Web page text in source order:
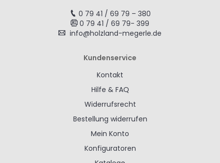
0 79 41 / 69 79 – 380
0 79 41 / 69 79- 399
info@holzland-megerle.de
Kundenservice
Kontakt
Hilfe & FAQ
Widerrufsrecht
Bestellung widerrufen
Mein Konto
Konfiguratoren